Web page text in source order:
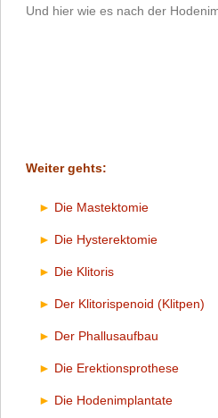
Und hier wie es nach der
Weiter gehts:
Die Mastektomie
Die Hysterektomie
Die Klitoris
Der Klitorispenoid (Klitpen)
Der Phallusaufbau
Die Erektionsprothese
Die Hodenimplantate